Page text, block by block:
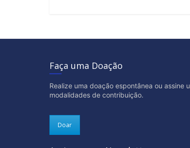
Faça uma Doação
Realize uma doação espontânea ou assine
modalidades de contribuição.
Doar